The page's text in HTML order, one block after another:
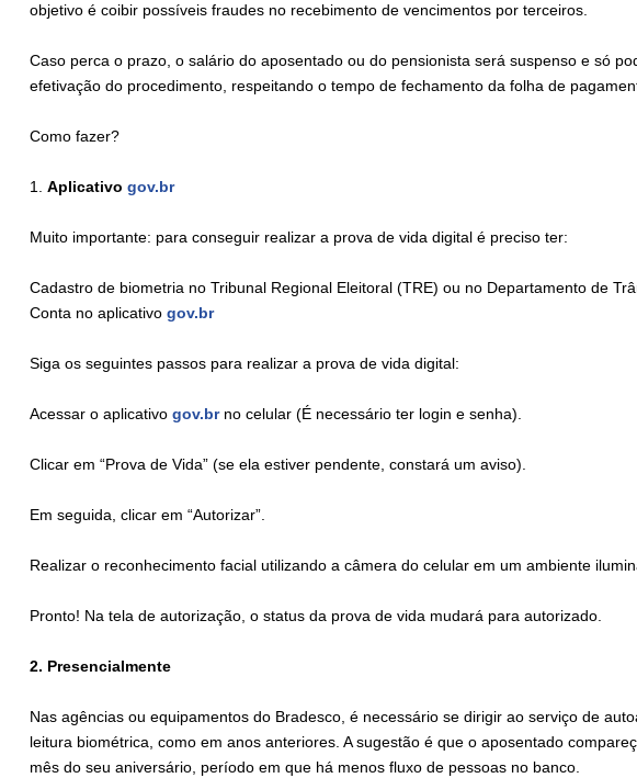
objetivo é coibir possíveis fraudes no recebimento de vencimentos por terceiros.
Caso perca o prazo, o salário do aposentado ou do pensionista será suspenso e só
efetivação do procedimento, respeitando o tempo de fechamento da folha de
Como fazer?
1. Aplicativo gov.br
Muito importante: para conseguir realizar a prova de vida digital é preciso ter:
Cadastro de biometria no Tribunal Regional Eleitoral (TRE) ou no Departamento de
Conta no aplicativo gov.br
Siga os seguintes passos para realizar a prova de vida digital:
Acessar o aplicativo gov.br no celular (É necessário ter login e senha).
Clicar em “Prova de Vida” (se ela estiver pendente, constará um aviso).
Em seguida, clicar em “Autorizar”.
Realizar o reconhecimento facial utilizando a câmera do celular em um ambiente
Pronto! Na tela de autorização, o status da prova de vida mudará para autorizado.
2. Presencialmente
Nas agências ou equipamentos do Bradesco, é necessário se dirigir ao serviço de
leitura biométrica, como em anos anteriores. A sugestão é que o aposentado
mês do seu aniversário, período em que há menos fluxo de pessoas no banco.